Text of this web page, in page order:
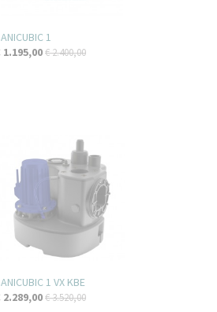
1
1.195,00€ 2.400,00
1 VX KBE
2.289,00€ 3.520,00